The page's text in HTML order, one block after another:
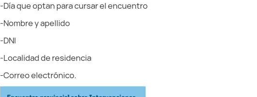
-Día que optan para cursar el encuentro
-Nombre y apellido
-DNI
-Localidad de residencia
-Correo electrónico.